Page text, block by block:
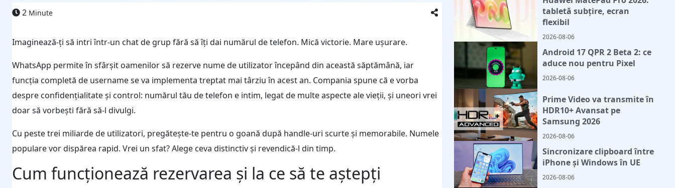
2 Minute
Imaginează-ți să intri într-un chat de grup fără să îți dai numărul de telefon. Mică victorie. Mare ușurare.
WhatsApp permite în sfârșit oamenilor să rezerve nume de utilizator începând din această săptămână, iar
funcția completă de username se va implementa treptat mai târziu în acest an. Compania spune că e vorba
despre confidențialitate și control: numărul tău de telefon e intim, legat de multe aspecte ale vieții, și uneori vrei
doar să vorbești fără să-l divulgi.
Cu peste trei miliarde de utilizatori, pregătește-te pentru o goană după handle-uri scurte și memorabile. Numele
populare vor dispărea rapid. Vrei un sfat? Alege ceva distinctiv și revendică-l din timp.
Cum funcționează rezervarea și la ce să te aștepți
tabletă subțire, ecran
flexibil
2026-08-06
Android 17 QPR 2 Beta 2: ce
aduce nou pentru Pixel
2026-08-06
Prime Video va transmite în
HDR10+ Avansat pe
Samsung 2026
2026-08-06
Sincronizare clipboard între
iPhone și Windows în UE
2026-08-06